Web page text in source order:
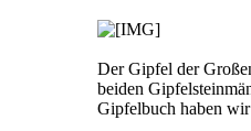
Der Gipfel der
beiden
Gipfelbuch haben